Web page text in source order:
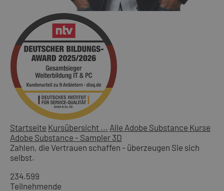
Startseite Kursübersicht ... Alle Adobe Substance Kurse
Adobe Substance - Sampler 3D
Zahlen, die Vertrauen schaffen - überzeugen Sie sich
selbst.
234.599
Teilnehmende